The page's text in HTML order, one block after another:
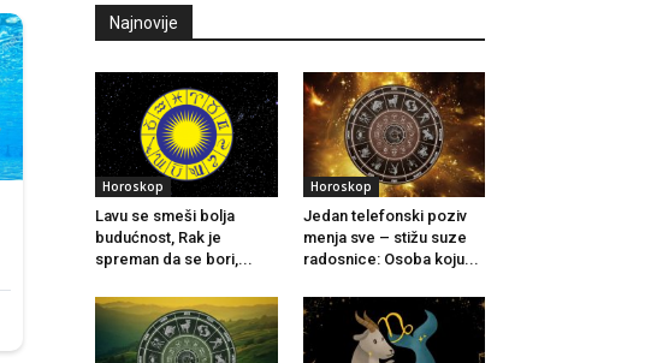
Najnovije
Horoskop
Lavu se smeši bolja
budućnost, Rak je
spreman da se bori,...
Horoskop
Jedan telefonski poziv
menja sve – stižu suze
radosnice: Osoba koju...